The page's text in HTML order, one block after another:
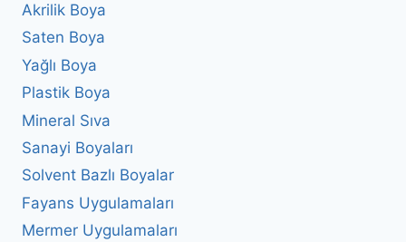
Akrilik Boya
Saten Boya
Yağlı Boya
Plastik Boya
Mineral Sıva
Sanayi Boyaları
Solvent Bazlı Boyalar
Fayans Uygulamaları
Mermer Uygulamaları